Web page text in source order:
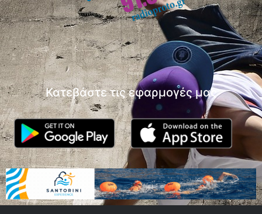
Κατεβάστε τις εφαρμογές μας